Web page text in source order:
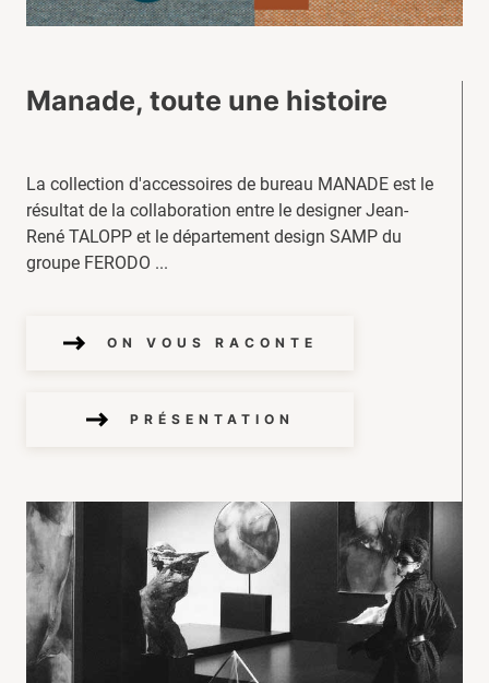
Manade, toute une histoire
La collection d'accessoires de bureau MANADE est le
résultat de la collaboration entre le designer Jean-
René TALOPP et le département design SAMP du
groupe FERODO ...
ON VOUS RACONTE
PRÉSENTATION